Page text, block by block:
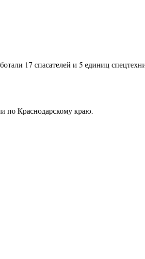
17 спасателей и 5 единиц
по Краснодарскому краю.